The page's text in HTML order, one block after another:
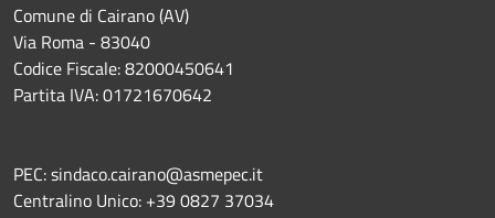
Comune di Cairano (AV)
Via Roma - 83040
Codice Fiscale: 82000450641
Partita IVA: 01721670642
PEC: sindaco.cairano@asmepec.it
Centralino Unico: +39 0827 37034